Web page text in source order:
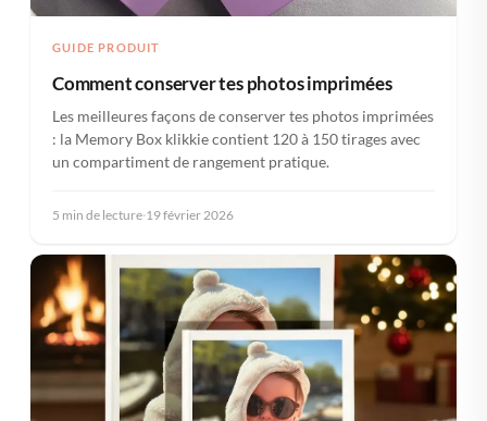
GUIDE PRODUIT
Les meilleures façons de conserver tes photos imprimées
: la Memory Box klikkie contient 120 à 150 tirages avec
un compartiment de rangement pratique.
5 min de lecture·19 février 2026
Comment conserver tes photos imprimées